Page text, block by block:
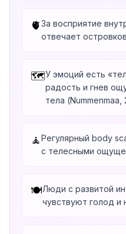
🫀За восприятие
отвечает
🗺️У эмоций есть
радость и гнев
тела (Nummenmaa,
🧘Регулярный body
с телесными
🍽️Люди с развитой
чувствуют голод и